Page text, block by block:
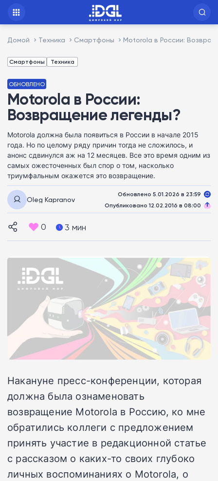
Домой Техника Смартфоны Motorola в России:
Смартфоны Техника
ОБНОВЛЕНО
Motorola в России:
Возвращение легенды?
Motorola должна была появиться в России в начале 2015
года. Но по целому ряду причин тогда не сложилось, и
анонс сдвинулся аж на 12 месяцев. Все это время одним из
самых ожесточенных был спор о том, насколько
триумфальным окажется это возвращение.
Oleg Kapranov
Обновлено 5.01.2026 в 23:59
Опубликовано 12.02.2016 в 08:00
0 3 мин
Накануне пресс-конференции, которая
должна была ознаменовать
возвращение Motorola в Россию, ко мне
обратились коллеги с предложением
принять участие в редакционной статье
с рассказом о каких-то своих глубоко
личных воспоминаниях о Motorola, о